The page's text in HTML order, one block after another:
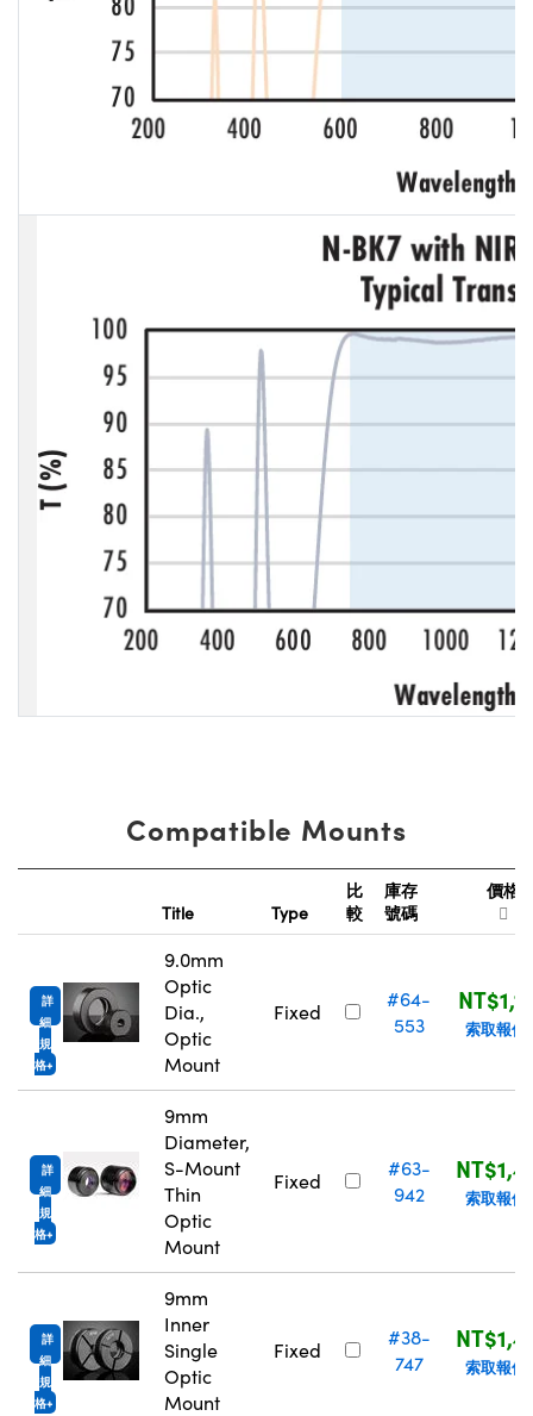
Compatible Mounts
Title Type
比
較
庫存
號碼
價格
詳
細
規
格
9.0mm
Optic
Dia.,
Optic
Mount
Fixed
#64-
553
索取報價
詳
細
規
格
9mm
Diameter,
S-Mount
Thin
Optic
Mount
Fixed
#63-
942
索取報價
詳
細
規
格
9mm
Inner
Single
Optic
Mount
Fixed
#38-
747
索取報價